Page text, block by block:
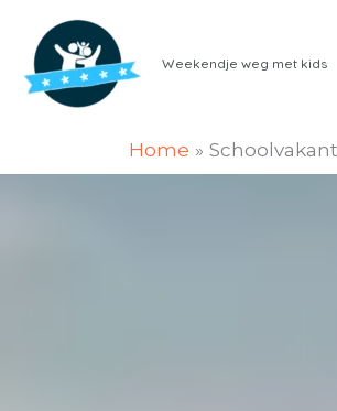
naar
de
inhoud
Weekendje weg met kids
Home